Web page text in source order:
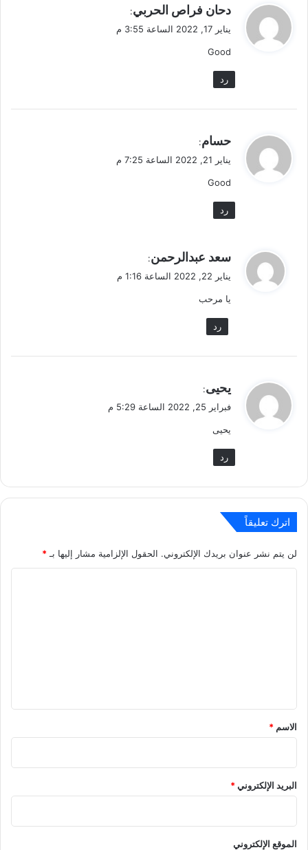
ي
ل
دحان فراص الحربي:
يناير 17, 2022 الساعة 3:55 م
Good
رد
ي
ل
حسام:
يناير 21, 2022 الساعة 7:25 م
Good
رد
ي
ل
سعد عبدالرحمن:
يناير 22, 2022 الساعة 1:16 م
يا مرحب
رد
ل
يحيى:
فبراير 25, 2022 الساعة 5:29 م
يحيى
رد
اترك تعليقاً
لن يتم نشر عنوان بريدك الإلكتروني. الحقول الإلزامية مشار إليها بـ *
*
الاسم *
البريد الإلكتروني*
الموقع الإلكتروني